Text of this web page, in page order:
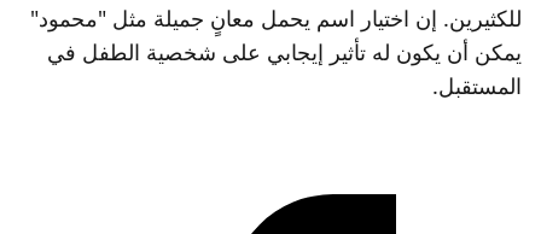
للكثيرين. إن اختيار اسم يحمل معانٍ جميلة مثل "محمود"
يمكن أن يكون له تأثير إيجابي على شخصية الطفل في
المستقبل.